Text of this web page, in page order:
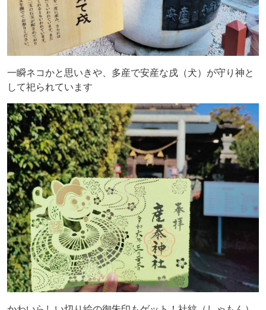
一瞬ネコかと思いきや、多産で安産な戌（犬）が守り神と
して祀られています